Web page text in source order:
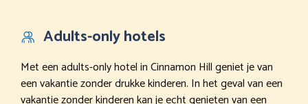
Adults-only hotels
Met een adults-only hotel in Cinnamon Hill geniet je van
een vakantie zonder drukke kinderen. In het geval van een